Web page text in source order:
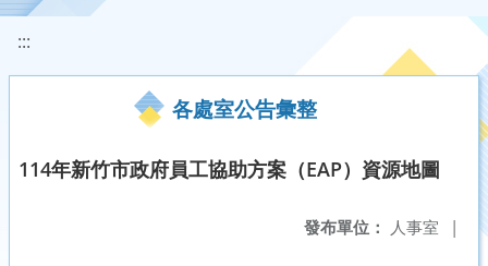
:::
各處室公告彙整
114年新竹市政府員工協助方案（EAP）資源地圖
發布單位： 人事室 |